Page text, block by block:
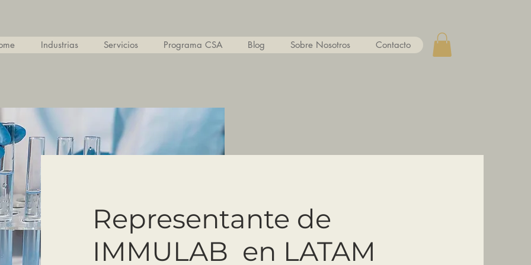
Industrias Servicios Programa CSA Blog Sobre Nosotros Contacto
Representante de
IMMULAB en LATAM